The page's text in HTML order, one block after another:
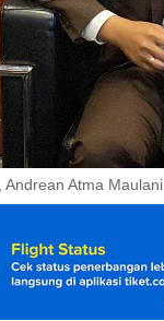
Andrean Atma Maulani